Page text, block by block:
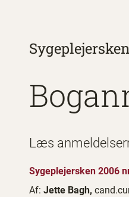
Sygeplejersken
Læs
Sygeplejersken 2006
Af: Jette Bagh,